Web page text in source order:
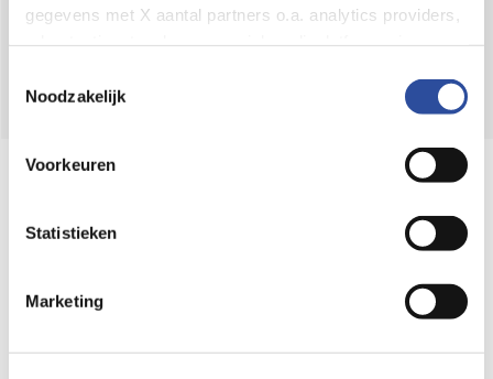
gegevens met X aantal partners o.a. analytics providers,
en de bewaartermijnen per categorie. Je kunt je keuze op
gegevensverwerking staat in de
Privacyverklaring
Noodzakelijk
Voorkeuren
Statistieken
Marketing
VolgDAop:
Online aanbieder medicijnen
webshop mag verkopen.
⁠Verantwoorde zorg, ⁠ook online.